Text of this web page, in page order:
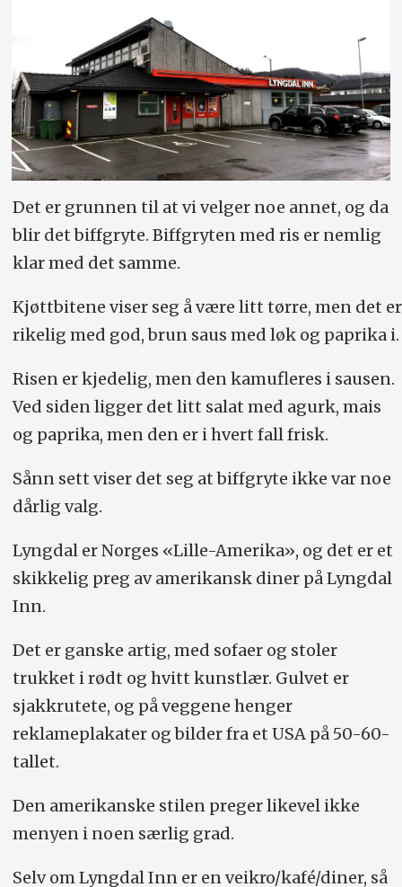
Det er grunnen til at vi velger noe annet, og da
blir det biffgryte. Biffgryten med ris er nemlig
klar med det samme.
Kjøttbitene viser seg å være litt tørre, men det er
rikelig med god, brun saus med løk og paprika i.
Risen er kjedelig, men den kamufleres i sausen.
Ved siden ligger det litt salat med agurk, mais
og paprika, men den er i hvert fall frisk.
Sånn sett viser det seg at biffgryte ikke var noe
dårlig valg.
Lyngdal er Norges «Lille-Amerika», og det er et
skikkelig preg av amerikansk diner på Lyngdal
Inn.
Det er ganske artig, med sofaer og stoler
trukket i rødt og hvitt kunstlær. Gulvet er
sjakkrutete, og på veggene henger
reklameplakater og bilder fra et USA på 50-60-
tallet.
Den amerikanske stilen preger likevel ikke
menyen i noen særlig grad.
Selv om Lyngdal Inn er en veikro/kafé/diner, så